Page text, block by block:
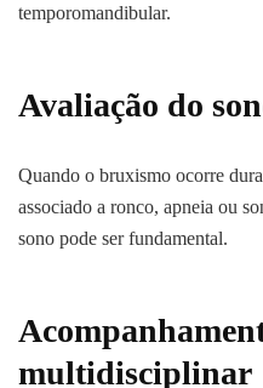
temporomandibular.
Avaliação do
Quando o bruxismo ocorre
associado a ronco, apneia ou
sono pode ser fundamental.
multidisciplinar